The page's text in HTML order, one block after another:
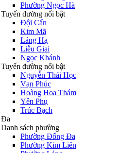
Phường Ngọc Hà
Tuyến đường nổi bật
Đội Cấn
Kim Mã
Láng Hạ
Liễu Giai
Ngọc Khánh
Tuyến đường nổi bật
Nguyễn Thái Học
Vạn Phúc
Hoàng Hoa Thám
Yên Phụ
Trúc Bạch
Danh sách phường
Phường Đống Đa
Phường Kim Liên